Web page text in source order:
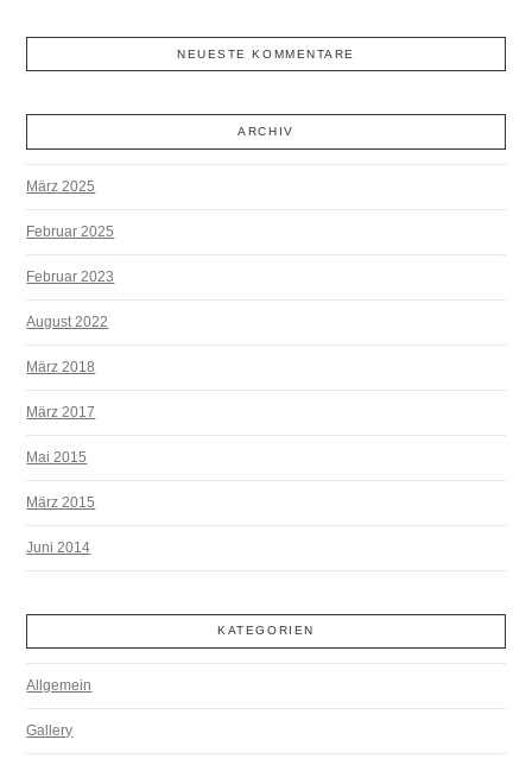
NEUESTE KOMMENTARE
ARCHIV
März 2025
Februar 2025
Februar 2023
August 2022
März 2018
März 2017
Mai 2015
März 2015
Juni 2014
KATEGORIEN
Allgemein
Gallery